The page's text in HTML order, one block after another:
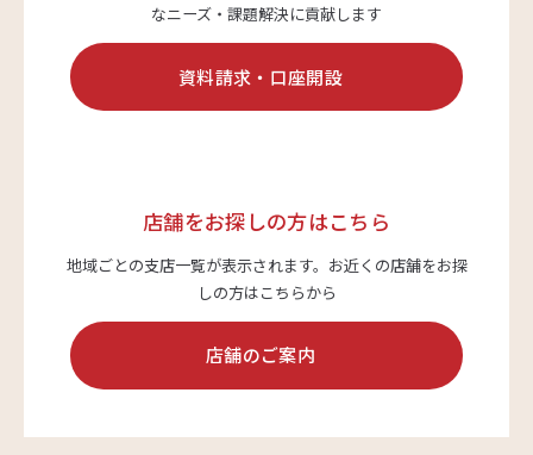
なニーズ・課題解決に貢献します
資料請求・口座開設
店舗をお探しの方はこちら
地域ごとの支店一覧が表示されます。 お近くの店舗をお探
しの方はこちらから
店舗のご案内